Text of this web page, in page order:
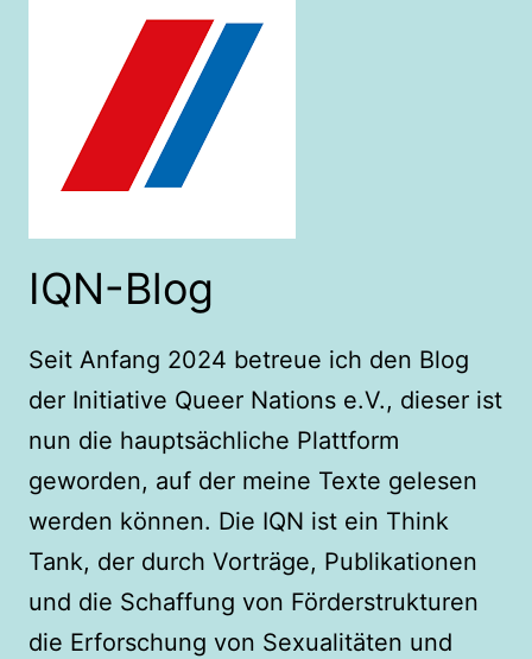
IQN-Blog
Seit Anfang 2024 betreue ich den Blog
der Initiative Queer Nations e.V., dieser ist
nun die hauptsächliche Plattform
geworden, auf der meine Texte gelesen
werden können. Die IQN ist ein Think
Tank, der durch Vorträge, Publikationen
und die Schaffung von Förderstrukturen
die Erforschung von Sexualitäten und